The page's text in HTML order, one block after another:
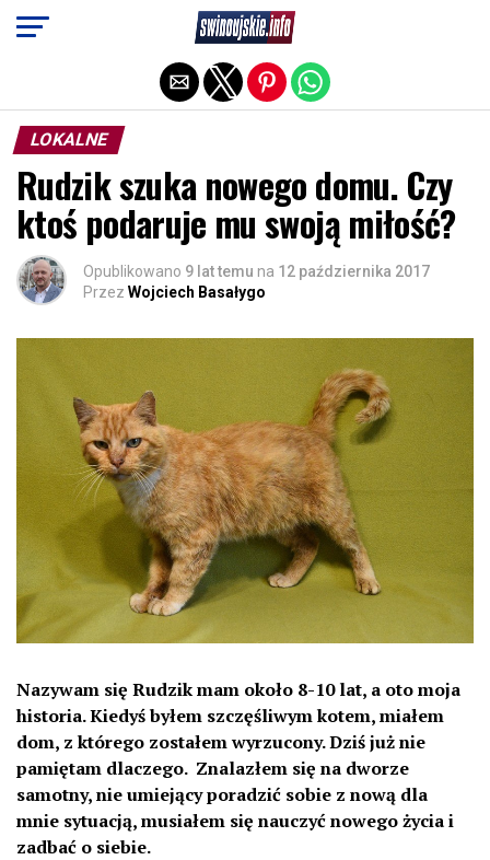
LOKALNE
Rudzik szuka nowego domu. Czy
ktoś podaruje mu swoją miłość?
Opublikowano 9 lat temu na 12 października 2017
Przez Wojciech Basałygo
Nazywam się Rudzik mam około 8-10 lat, a oto moja
historia. Kiedyś byłem szczęśliwym kotem, miałem
dom, z którego zostałem wyrzucony. Dziś już nie
pamiętam dlaczego. Znalazłem się na dworze
samotny, nie umiejący poradzić sobie z nową dla
mnie sytuacją, musiałem się nauczyć nowego życia i
zadbać o siebie.
Exit mobile version